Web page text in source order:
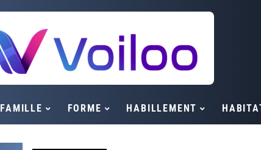
FAMILLE FORME HABILLEMENT